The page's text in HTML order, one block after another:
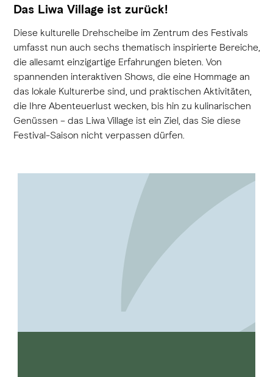
Das Liwa Village ist zurück!
Diese kulturelle Drehscheibe im Zentrum des Festivals
umfasst nun auch sechs thematisch inspirierte Bereiche,
die allesamt einzigartige Erfahrungen bieten. Von
spannenden interaktiven Shows, die eine Hommage an
das lokale Kulturerbe sind, und praktischen Aktivitäten,
die Ihre Abenteuerlust wecken, bis hin zu kulinarischen
Genüssen – das Liwa Village ist ein Ziel, das Sie diese
Festival-Saison nicht verpassen dürfen.